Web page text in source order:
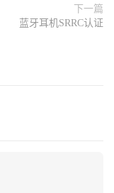
下一篇
蓝牙耳机SRRC认证